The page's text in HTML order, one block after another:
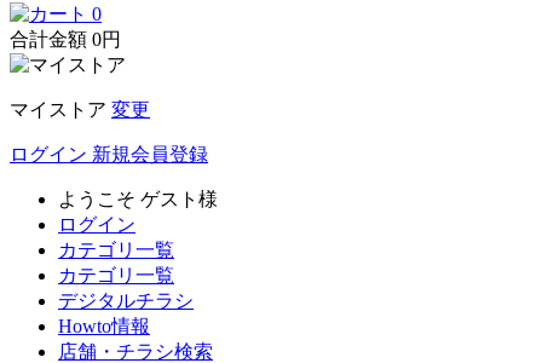
0
合計金額 0円
マイストア 変更
ログイン 新規会員登録
ようこそ ゲスト様
ログイン
カテゴリ一覧
カテゴリ一覧
デジタルチラシ
Howto情報
店舗・チラシ検索